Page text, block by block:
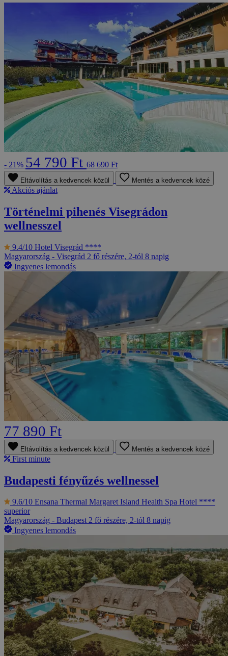
- 21% 54 790 Ft 68 690 Ft
Eltávolítás a kedvencek közül Mentés a kedvencek közé
Akciós ajánlat
Történelmi pihenés Visegrádon
wellnesszel
9.4/10 Hotel Visegrád ****
Magyarország - Visegrád 2 fő részére, 2-tól 8 napig
Ingyenes lemondás
77 890 Ft
Eltávolítás a kedvencek közül Mentés a kedvencek közé
First minute
Budapesti fényűzés wellnessel
9.6/10 Ensana Thermal Margaret Island Health Spa Hotel ****
superior
Magyarország - Budapest2 fő részére, 2-tól 8 napig
Ingyenes lemondás